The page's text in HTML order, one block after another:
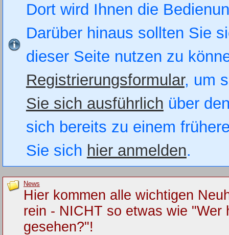
Dort wird Ihnen die
Darüber hinaus sollten Sie
dieser Seite nutzen zu
Registrierungsformular, um
Sie sich ausführlich über
sich bereits zu einem
Sie sich hier anmelden.
News
Hier kommen alle wichtigen
rein - NICHT so etwas wie "Wer
gesehen?"!